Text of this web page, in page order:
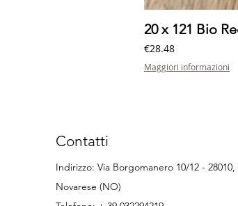
20 x 121 Bio
Price
€28.48
Maggiori informazioni
Contatti
Indirizzo: Via Borgomanero 10/12 -
Novarese (NO)